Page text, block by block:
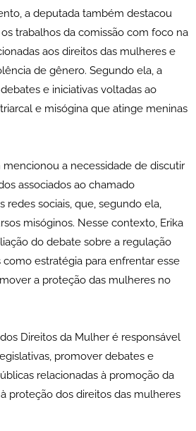
a deputada também destacou
trabalhos da comissão com foco na
aos direitos das mulheres e
de gênero. Segundo ela, a
e iniciativas voltadas ao
e misógina que atinge meninas
a necessidade de discutir
associados ao chamado
redes sociais, que, segundo ela,
misóginos. Nesse contexto, Erika
do debate sobre a regulação
estratégia para enfrentar esse
a proteção das mulheres no
Direitos da Mulher é responsável
promover debates e
relacionadas à promoção da
proteção dos direitos das mulheres